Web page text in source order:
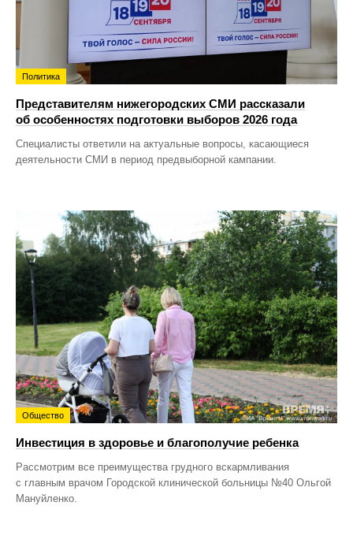
Политика
Представителям нижегородских СМИ рассказали
об особенностях подготовки выборов 2026 года
Специалисты ответили на актуальные вопросы, касающиеся
деятельности СМИ в период предвыборной кампании.
Общество
Инвестиция в здоровье и благополучие ребенка
Рассмотрим все преимущества грудного вскармливания
с главным врачом Городской клинической больницы №40 Ольгой
Мануйленко.